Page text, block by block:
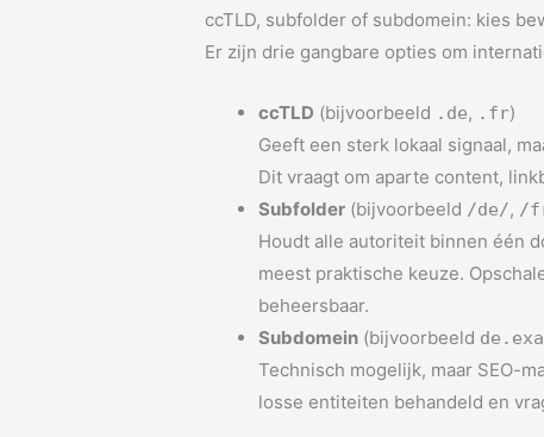
ccTLD, subfolder of subdomein: kies
Er zijn drie gangbare opties om
ccTLD (bijvoorbeeld .de, .fr)
Geeft een sterk lokaal signaal,
Dit vraagt om aparte content,
Subfolder (bijvoorbeeld /de/, /
Houdt alle autoriteit binnen één
meest praktische keuze.
beheersbaar.
Subdomein (bijvoorbeeld
Technisch mogelijk, maar SEO-
losse entiteiten behandeld en